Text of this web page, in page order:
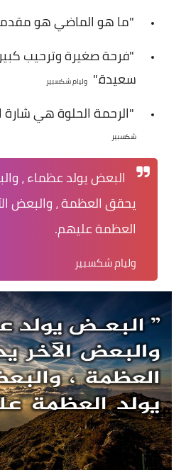
"ما هو الماضي هو
"فرحة صغيرة وترحيب
سعيدة." وليام شكسبير
"الرحمة الحلوة هي شارة
شكسبير
البعض يولد عظماء ،
يحقق العظمة ، والبعض
العظمة عليهم.
وليام شكسبير